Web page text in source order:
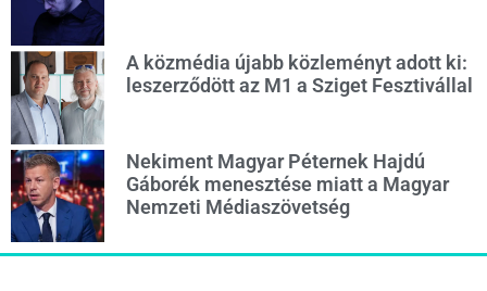
A közmédia újabb közleményt adott ki:
leszerződött az M1 a Sziget Fesztivállal
Nekiment Magyar Péternek Hajdú
Gáborék menesztése miatt a Magyar
Nemzeti Médiaszövetség